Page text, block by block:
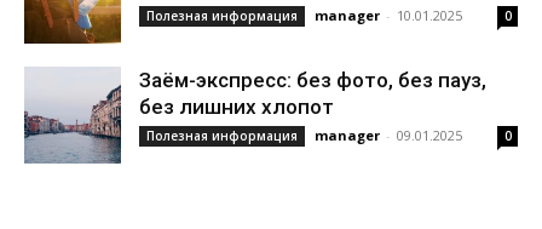
Полезная информация manager - 10.01.2025 0
Заём-экспресс: без фото, без пауз,
без лишних хлопот
Полезная информация manager - 09.01.2025 0